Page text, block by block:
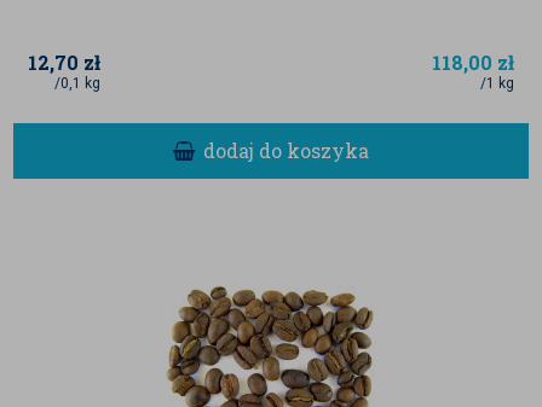
12,70 zł
/0,1 kg
118,00 zł
/1 kg
dodaj do koszyka